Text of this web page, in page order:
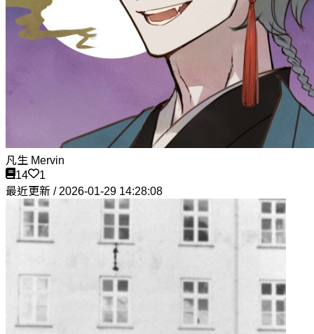
凡生 Mervin
14
1
最近更新 / 2026-01-29 14:28:08